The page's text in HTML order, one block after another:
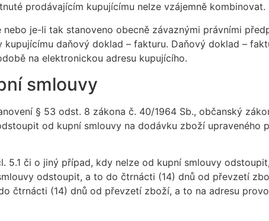
prodávajícím kupujícímu nelze vzájemně kombinovat.
je-li tak stanoveno obecně závaznými právními
kupujícímu daňový doklad – fakturu. Daňový doklad –
na elektronickou adresu kupujícího.
smlouvy
§ 53 odst. 8 zákona č. 40/1964 Sb., občanský
od kupní smlouvy na dodávku zboží
5.1 či o jiný případ, kdy nelze od kupní smlouvy
odstoupit, a to do čtrnácti (14) dnů od převzetí
čtrnácti (14) dnů od převzetí zboží, a to na adresu